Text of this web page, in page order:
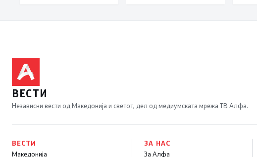
ВЕСТИ
Независни вести од Македонија и светот, дел од медиумската мрежа ТВ Алфа.
ВЕСТИ
Македонија
ЗА НАС
За Алфа